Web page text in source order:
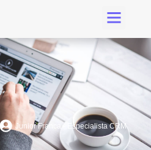
Junior Franca - Especialista CRM